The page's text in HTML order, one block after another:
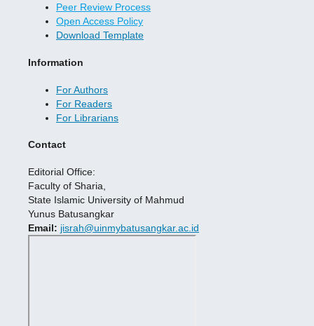
Peer Review Process
Open Access Policy
Download Template
Information
For Authors
For Readers
For Librarians
Contact
Editorial Office:
Faculty of Sharia,
State Islamic University of Mahmud
Yunus Batusangkar
Email: jisrah@uinmybatusangkar.ac.id